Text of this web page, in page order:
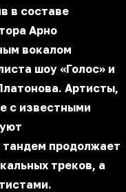
в составе
Арно
вокалом
шоу «Голос» и
Артисты,
с известными
тандем продолжает
треков, а